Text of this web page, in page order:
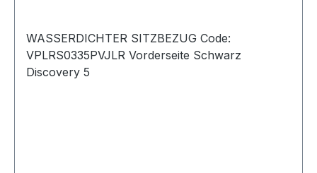
WASSERDICHTER SITZBEZUG Code:
VPLRS0335PVJLR Vorderseite Schwarz
Discovery 5